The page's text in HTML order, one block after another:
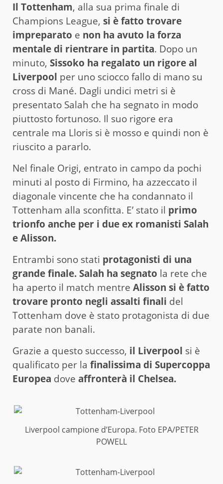
Il Tottenham, alla sua prima finale di
Champions League, si è fatto trovare
impreparato e non ha avuto la forza
mentale di rientrare in partita. Dopo un
minuto, Sissoko ha regalato un rigore al
Liverpool per uno sciocco fallo di mano su
cross di Mané. Dagli undici metri si è
presentato Salah che ha segnato in modo
piuttosto fortunoso. Il suo rigore era
centrale ma Lloris si è mosso e quindi non è
riuscito a pararlo.
Nel finale Origi, entrato in campo da pochi
minuti al posto di Firmino, ha azzeccato il
diagonale vincente che ha condannato il
Tottenham alla sconfitta. E’ stato il primo
trionfo anche per i due ex romanisti Salah
e Alisson.
Entrambi sono stati protagonisti di una
grande finale. Salah ha segnato la rete che
ha aperto il match mentre Alisson si è fatto
trovare pronto negli assalti finali del
Tottenham dove è stato protagonista di due
parate non banali.
Grazie a questo successo, il Liverpool si è
qualificato per la finalissima di Supercoppa
Europea dove affronterà il Chelsea.
Liverpool campione d’Europa. Foto EPA/PETER
POWELL